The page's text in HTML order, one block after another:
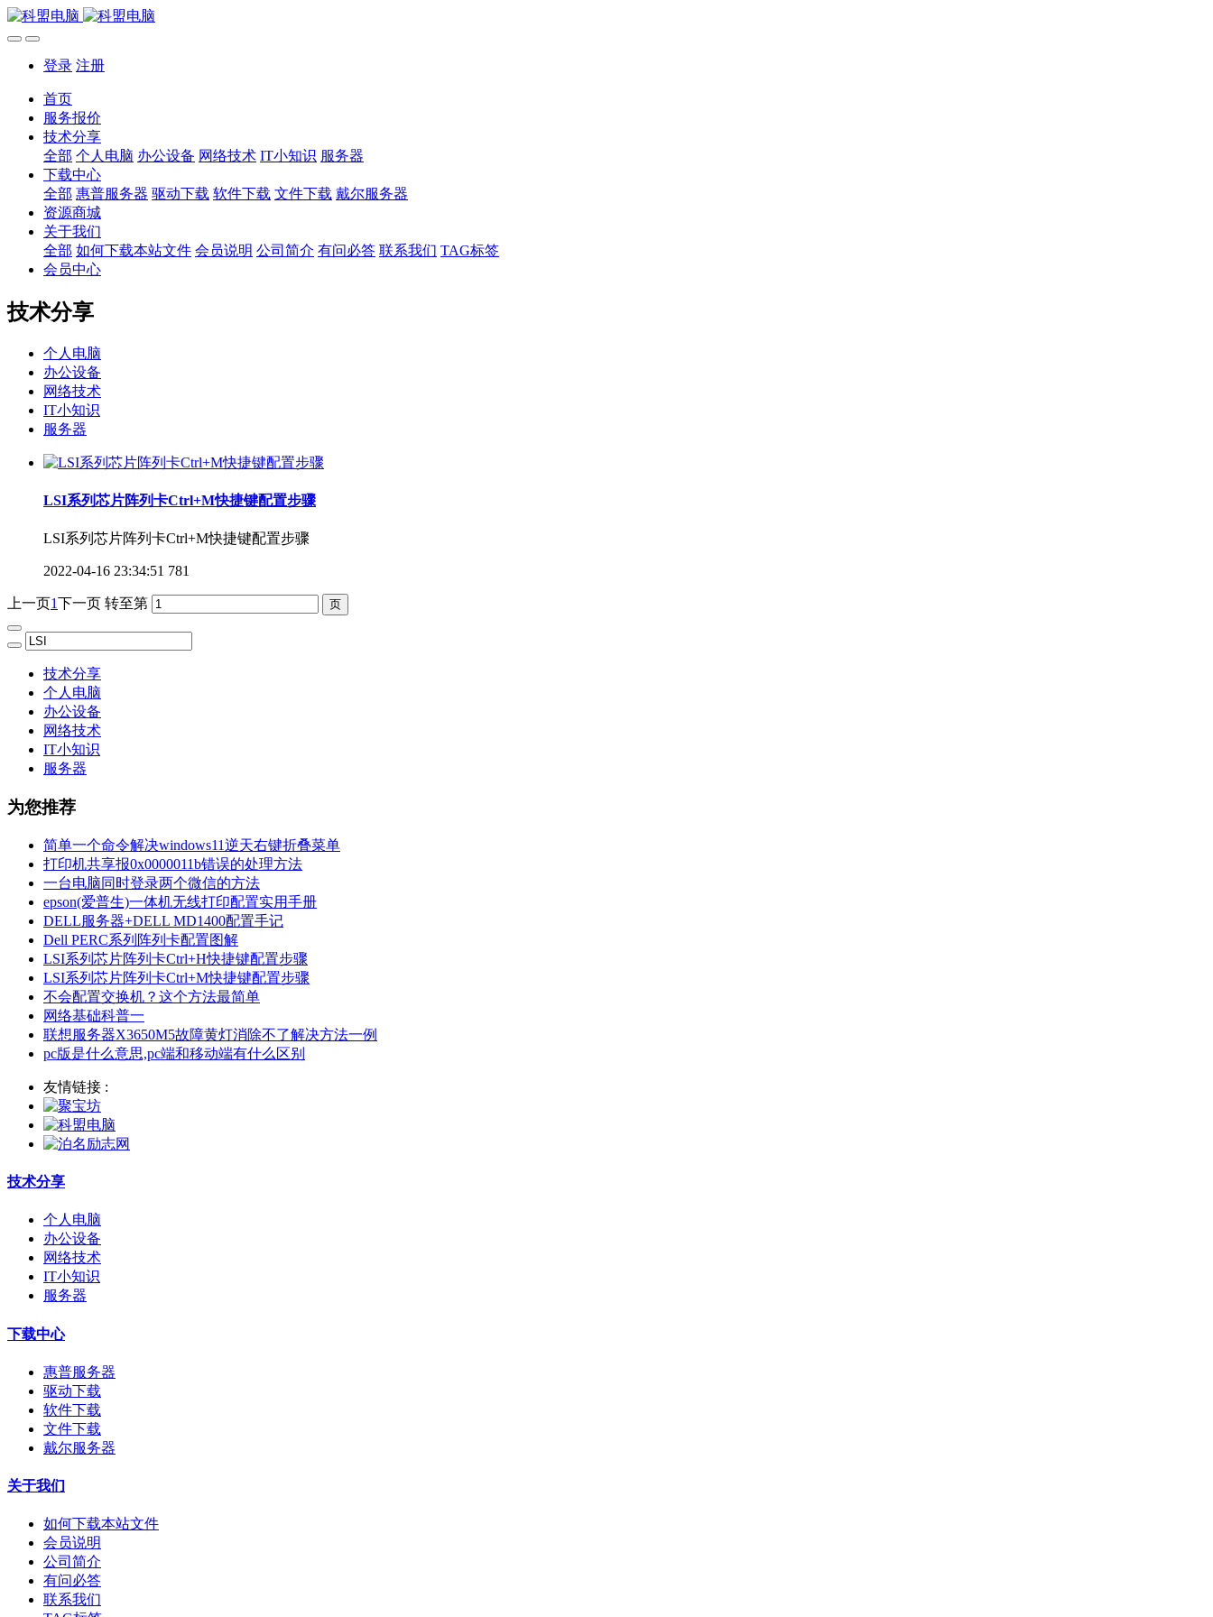
登录 注册
首页
服务报价
技术分享
全部 个人电脑 办公设备 网络技术 IT小知识 服务器
下载中心
全部 惠普服务器 驱动下载 软件下载 文件下载 戴尔服务器
资源商城
关于我们
全部 如何下载本站文件 会员说明 公司简介 有问必答 联系我们 TAG标签
会员中心
技术分享
个人电脑
办公设备
网络技术
IT小知识
服务器
LSI系列芯片阵列卡Ctrl+M快捷键配置步骤
LSI系列芯片阵列卡Ctrl+M快捷键配置步骤
2022-04-16 23:34:51 781
上一页1下一页 转至第
技术分享
个人电脑
办公设备
网络技术
IT小知识
服务器
为您推荐
简单一个命令解决windows11逆天右键折叠菜单
打印机共享报0x0000011b错误的处理方法
一台电脑同时登录两个微信的方法
epson(爱普生)一体机无线打印配置实用手册
DELL服务器+DELL MD1400配置手记
Dell PERC系列阵列卡配置图解
LSI系列芯片阵列卡Ctrl+H快捷键配置步骤
LSI系列芯片阵列卡Ctrl+M快捷键配置步骤
不会配置交换机？这个方法最简单
网络基础科普一
联想服务器X3650M5故障黄灯消除不了解决方法一例
pc版是什么意思,pc端和移动端有什么区别
友情链接 :
技术分享
个人电脑
办公设备
网络技术
IT小知识
服务器
下载中心
惠普服务器
驱动下载
软件下载
文件下载
戴尔服务器
关于我们
如何下载本站文件
会员说明
公司简介
有问必答
联系我们